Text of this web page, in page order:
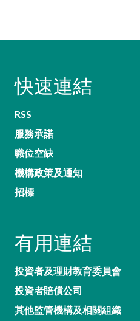
快速連結
RSS
服務承諾
職位空缺
機構政策及通知
招標
有用連結
投資者及理財教育委員會
投資者賠償公司
其他監管機構及相關組織